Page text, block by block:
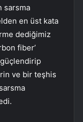
sarsma
en üst kata
dediğimiz
fiber’
güçlendirip
ve bir teşhis